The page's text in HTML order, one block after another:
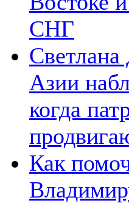
СНГ
Азии
когда
Как